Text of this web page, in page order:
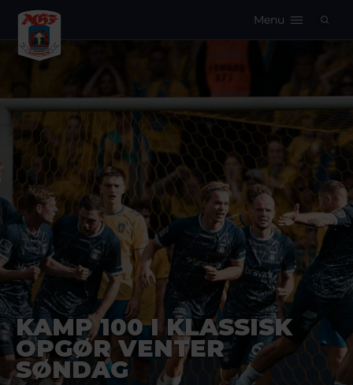
Menu
KAMP 100 I KLASSISK
OPGØR VENTER
SØNDAG